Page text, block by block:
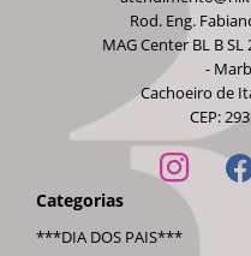
Rod. Eng.
MAG Center BL B SL
-
Cachoeiro de
CEP:
Categorias
***DIA DOS PAIS***